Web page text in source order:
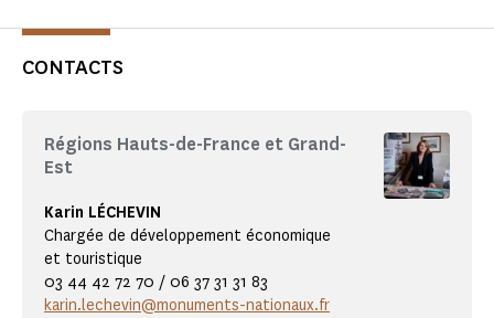
CONTACTS
Régions Hauts-de-France et Grand-
Est
Karin LÉCHEVIN
Chargée de développement économique
et touristique
03 44 42 72 70 / 06 37 31 31 83
karin.lechevin@monuments-nationaux.fr